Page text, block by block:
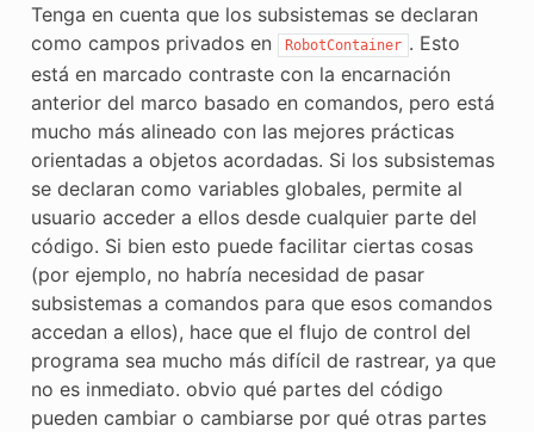
Tenga en cuenta que los subsistemas se declaran
como campos privados en
RobotContainer . Esto
está en marcado contraste con la encarnación
anterior del marco basado en comandos, pero está
mucho más alineado con las mejores prácticas
orientadas a objetos acordadas. Si los subsistemas
se declaran como variables globales, permite al
usuario acceder a ellos desde cualquier parte del
código. Si bien esto puede facilitar ciertas cosas
(por ejemplo, no habría necesidad de pasar
subsistemas a comandos para que esos comandos
accedan a ellos), hace que el flujo de control del
programa sea mucho más difícil de rastrear, ya que
no es inmediato. obvio qué partes del código
pueden cambiar o cambiarse por qué otras partes